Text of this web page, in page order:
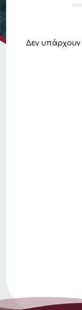
Δεν υπάρχουν